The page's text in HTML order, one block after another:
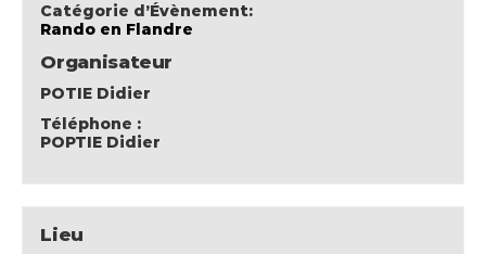
Catégorie d’Évènement:
Rando en Flandre
Organisateur
POTIE Didier
Téléphone :
POPTIE Didier
Lieu